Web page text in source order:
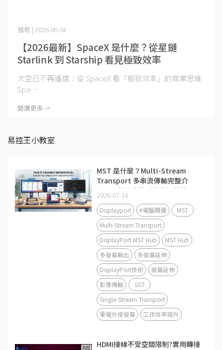
【2026最新】SpaceX 是什麼？從星鏈
Starlink 到 Starship 看見極致效率
雅君 | 2026-06-04
太空已不再遙遠：從 SpaceX 看「極致效率」的商業思維
Spa⋯
閱讀更多 ->
易控王小教室
MST 是什麼？Multi-Stream
Transport 多串流傳輸完整介
紹，一條線也能延伸多個螢幕！
2026-07-14
Displayport #電腦周邊
MST
Multi-Stream Transport
DisplayPort MST Hub
MST Hub
多螢幕輸出
多螢幕延伸
DisplayPort技術
螢幕延伸
影像傳輸
SST
Single-Stream Transport
筆電外接螢幕
工作效率提升
HDMI接線不受空間限制?實用轉接